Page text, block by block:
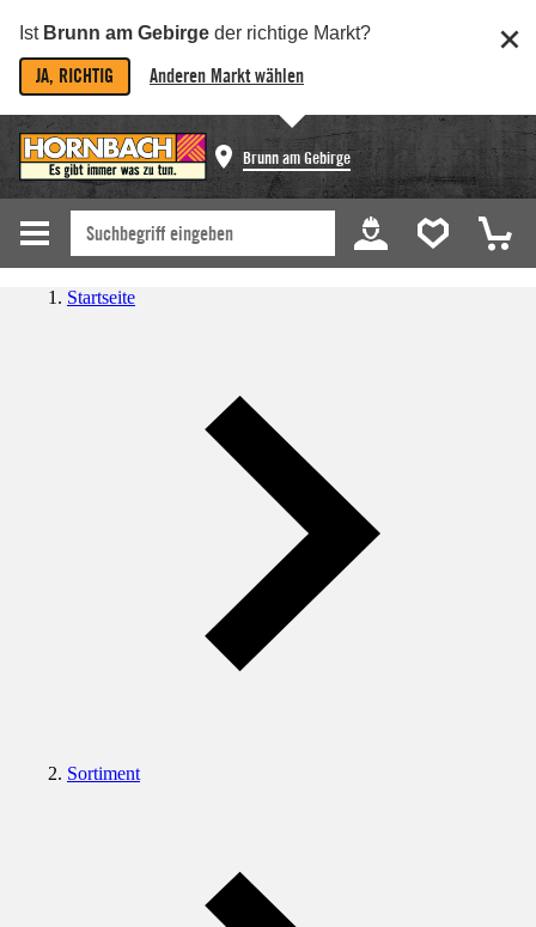
Ist Brunn am Gebirge der richtige Markt?
JA, RICHTIG Anderen Markt wählen
Brunn am Gebirge
Startseite
Sortiment